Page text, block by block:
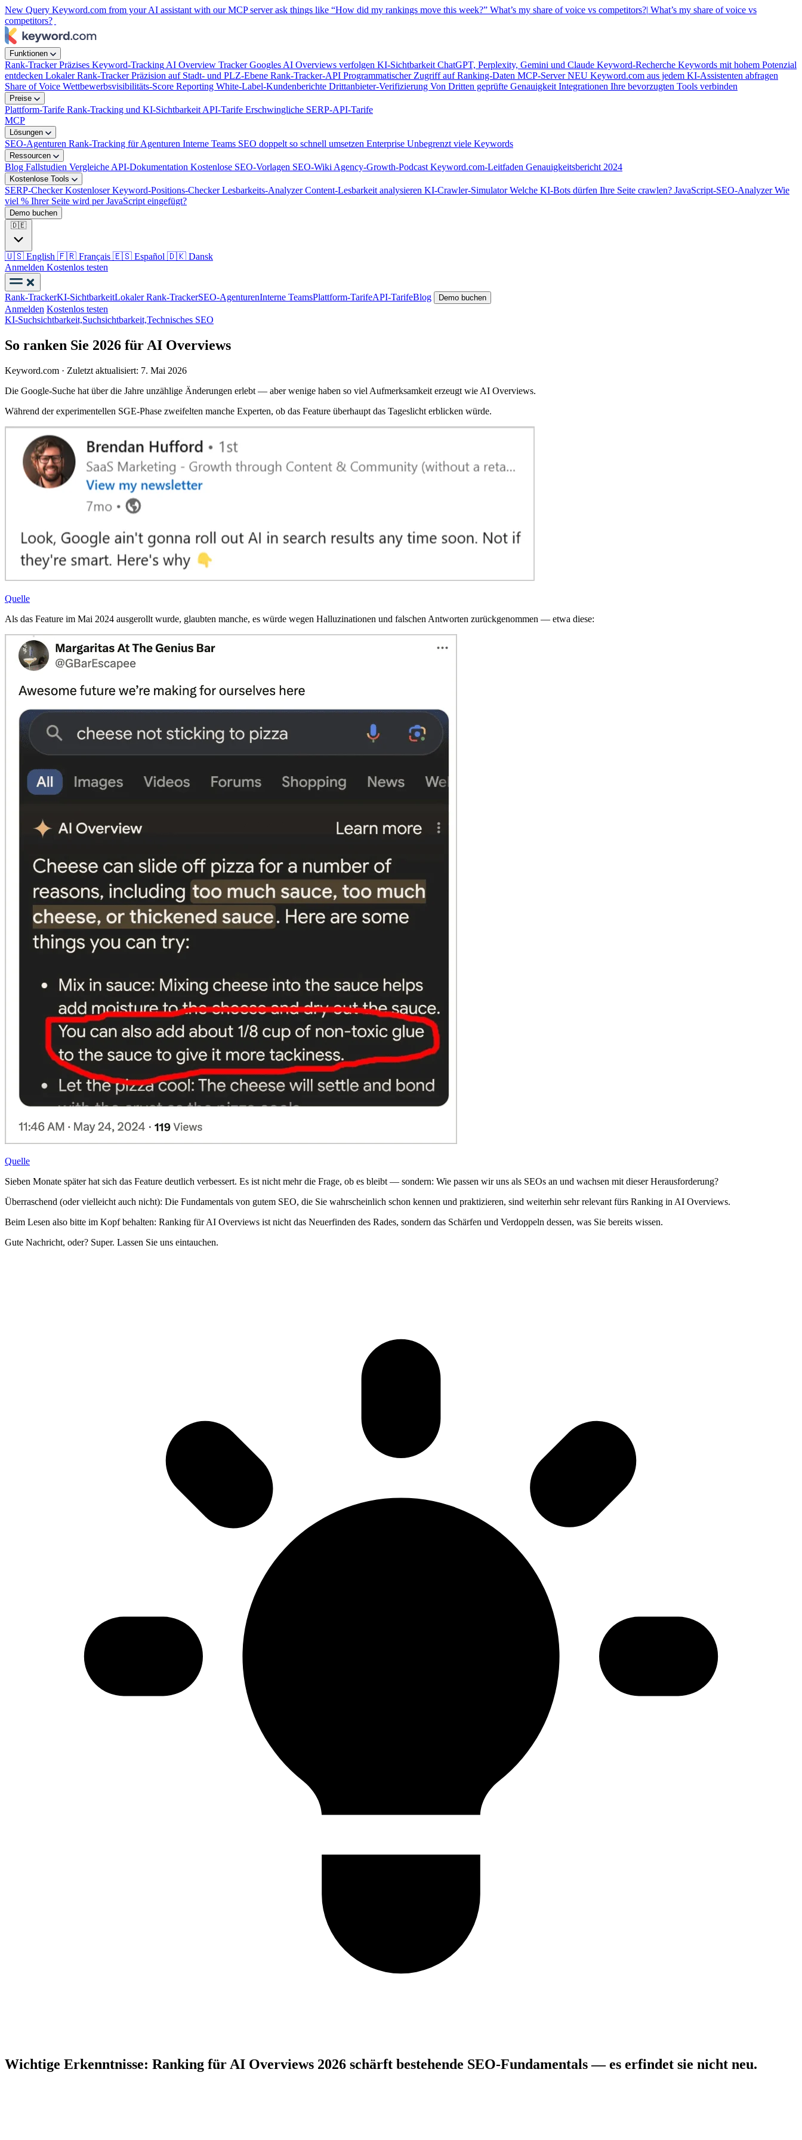
New Query Keyword.com from your AI assistant with our MCP server ask things like “How did my rankings move this week?” What’s my share of voice vs competitors?| What’s my share of voice vs
competitors?
Funktionen
Rank-TrackerPräzises Keyword-Tracking AI Overview TrackerGoogles AI Overviews verfolgen KI-Sichtbarkeit ChatGPT, Perplexity, Gemini und Claude Keyword-Recherche Keywords mit hohem Potenzial
entdecken Lokaler Rank-TrackerPräzision auf Stadt- und PLZ-Ebene Rank-Tracker-API Programmatischer Zugriff auf Ranking-Daten MCP-ServerNEU Keyword.com aus jedem KI-Assistenten abfragen
Share of Voice Wettbewerbsvisibilitäts-Score Reporting White-Label-Kundenberichte Drittanbieter-Verifizierung Von Dritten geprüfte Genauigkeit Integrationen Ihre bevorzugten Tools verbinden
Preise
Plattform-Tarife Rank-Tracking und KI-Sichtbarkeit API-Tarife Erschwingliche SERP-API-Tarife
MCP
Lösungen
SEO-Agenturen Rank-Tracking für Agenturen Interne Teams SEO doppelt so schnell umsetzen Enterprise Unbegrenzt viele Keywords
Ressourcen
Blog Fallstudien Vergleiche API-Dokumentation Kostenlose SEO-Vorlagen SEO-Wiki Agency-Growth-Podcast Keyword.com-Leitfaden Genauigkeitsbericht 2024
Kostenlose Tools
SERP-CheckerKostenloser Keyword-Positions-Checker Lesbarkeits-AnalyzerContent-Lesbarkeit analysieren KI-Crawler-SimulatorWelche KI-Bots dürfen Ihre Seite crawlen? JavaScript-SEO-AnalyzerWie
viel % Ihrer Seite wird per JavaScript eingefügt?
Demo buchen
🇩🇪
🇺🇸 English 🇫🇷 Français 🇪🇸 Español 🇩🇰 Dansk
Anmelden Kostenlos testen
Rank-TrackerKI-SichtbarkeitLokaler Rank-TrackerSEO-AgenturenInterne TeamsPlattform-TarifeAPI-TarifeBlog Demo buchen
Anmelden Kostenlos testen
KI-Suchsichtbarkeit,Suchsichtbarkeit,Technisches SEO
So ranken Sie 2026 für AI Overviews
Keyword.com · Zuletzt aktualisiert: 7. Mai 2026
Die Google-Suche hat über die Jahre unzählige Änderungen erlebt — aber wenige haben so viel Aufmerksamkeit erzeugt wie AI Overviews.
Während der experimentellen SGE-Phase zweifelten manche Experten, ob das Feature überhaupt das Tageslicht erblicken würde.
Quelle
Als das Feature im Mai 2024 ausgerollt wurde, glaubten manche, es würde wegen Halluzinationen und falschen Antworten zurückgenommen — etwa diese:
Quelle
Sieben Monate später hat sich das Feature deutlich verbessert. Es ist nicht mehr die Frage, ob es bleibt — sondern: Wie passen wir uns als SEOs an und wachsen mit dieser Herausforderung?
Überraschend (oder vielleicht auch nicht): Die Fundamentals von gutem SEO, die Sie wahrscheinlich schon kennen und praktizieren, sind weiterhin sehr relevant fürs Ranking in AI Overviews.
Beim Lesen also bitte im Kopf behalten: Ranking für AI Overviews ist nicht das Neuerfinden des Rades, sondern das Schärfen und Verdoppeln dessen, was Sie bereits wissen.
Gute Nachricht, oder? Super. Lassen Sie uns eintauchen.
Wichtige Erkenntnisse: Ranking für AI Overviews 2026 schärft bestehende SEO-Fundamentals — es erfindet sie nicht neu.